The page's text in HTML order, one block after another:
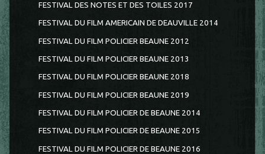
FESTIVAL DES NOTES ET DES TOILES 2017
FESTIVAL DU FILM AMERICAIN DE DEAUVILLE 2014
FESTIVAL DU FILM POLICIER BEAUNE 2012
FESTIVAL DU FILM POLICIER BEAUNE 2013
FESTIVAL DU FILM POLICIER BEAUNE 2018
FESTIVAL DU FILM POLICIER BEAUNE 2019
FESTIVAL DU FILM POLICIER DE BEAUNE 2014
FESTIVAL DU FILM POLICIER DE BEAUNE 2015
FESTIVAL DU FILM POLICIER DE BEAUNE 2016